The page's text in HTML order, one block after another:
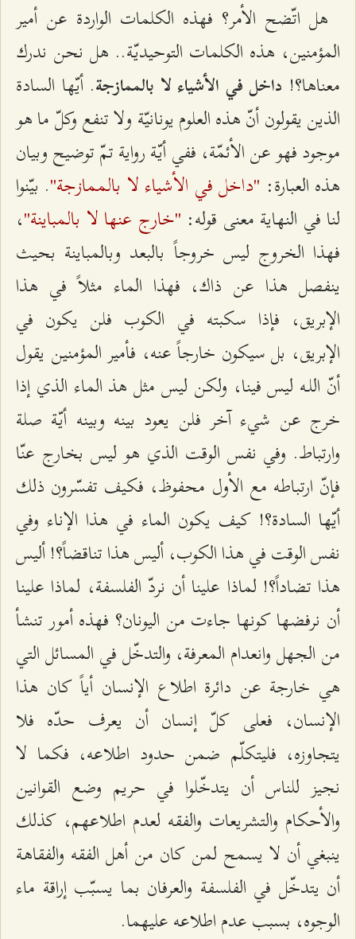
هل اتّضح الأمر؟ فهذه الكلمات الواردة عن أمير
المؤمنين، هذه الكلمات التوحيديّة.. هل نحن ندرك
معناها؟! داخل في الأشياء لا بالممازجة. أيّها السادة
الذين يقولون أنّ هذه العلوم يونانيّة ولا تنفع وكلّ ما هو
موجود فهو عن الأئمّة، ففي أيّة رواية تمّ توضيح وبيان
هذه العبارة: "داخل في الأشياء لا بالممازجة". بيّنوا
لنا في النهاية معنى قوله: "خارج عنها لا بالمباينة"،
فهذا الخروج ليس خروجاً بالبعد وبالمباينة بحيث
ينفصل هذا عن ذاك، فهذا الماء مثلاً في هذا
الإبريق، فإذا سكبته في الكوب فلن يكون في
الإبريق، بل سيكون خارجاً عنه، فأمير المؤمنين يقول
أنّ اللـه ليس فينا، ولكن ليس مثل هذ الماء الذي إذا
خرج عن شيء آخر فلن يعود بينه وبينه أيّة صلة
وارتباط. وفي نفس الوقت الذي هو ليس بخارج عنّا
فإنّ ارتباطه مع الأول محفوظ، فكيف تفسّرون ذلك
أيّها السادة؟! كيف يكون الماء في هذا الإناء وفي
نفس الوقت في هذا الكوب، أليس هذا تناقضاً؟! أليس
هذا تضاداً؟! لماذا علينا أن نردّ الفلسفة، لماذا علينا
أن نرفضها كونها جاءت من اليونان؟ فهذه أمور تنشأ
من الجهل وانعدام المعرفة، والتدخّل في المسائل التي
هي خارجة عن دائرة اطلاع الإنسان أياً كان هذا
الإنسان، فعلى كلّ إنسان أن يعرف حدّه فلا
يتجاوزه، فليتكلّم ضمن حدود اطلاعه، فكما لا
نجيز للناس أن يتدخّلوا في حريم وضع القوانين
والأحكام والتشريعات والفقه لعدم اطلاعهم، كذلك
ينبغي أن لا يسمح لمن كان من أهل الفقه والفقاهة
أن يتدخّل في الفلسفة والعرفان بما يسبّب إراقة ماء
الوجوه، بسبب عدم اطلاعه عليهما.